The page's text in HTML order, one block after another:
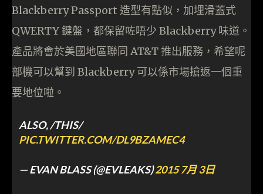
Blackberry Passport 造型有點似，加埋滑蓋式
QWERTY 鍵盤，都保留咗唔少 Blackberry 味道。
產品將會於美國地區聯同 AT&T 推出服務，希望呢
部機可以幫到 Blackberry 可以係市場搶返一個重
要地位啦。
ALSO, /THIS/
PIC.TWITTER.COM/DL9BZAMEC4
— EVAN BLASS (@EVLEAKS)2015 7月 3日